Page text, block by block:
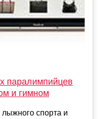
паралимпийцев
и гимном
спорта и